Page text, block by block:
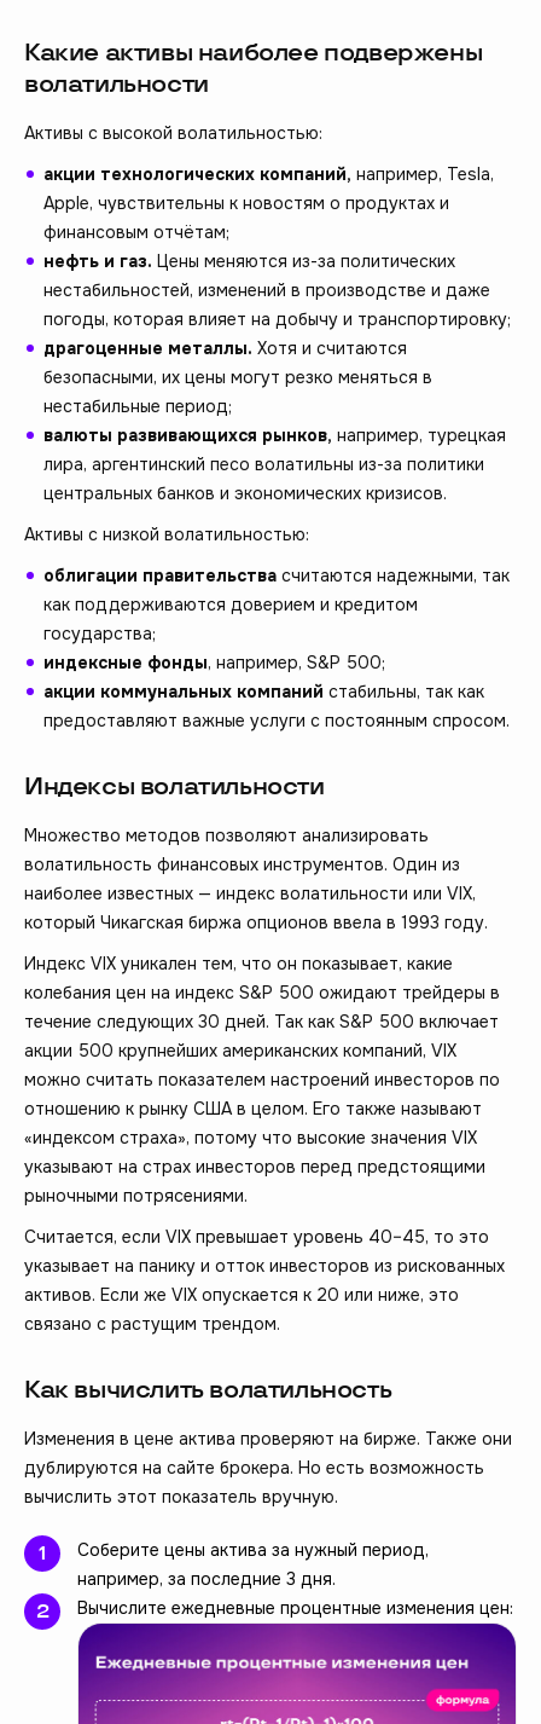
Какие активы наиболее подвержены
волатильности
Активы с высокой волатильностью:
акции технологических компаний, например, Tesla,
Apple, чувствительны к новостям о продуктах и
финансовым отчётам;
нефть и газ. Цены меняются из-за политических
нестабильностей, изменений в производстве и даже
погоды, которая влияет на добычу и транспортировку;
драгоценные металлы. Хотя и считаются
безопасными, их цены могут резко меняться в
нестабильные период;
валюты развивающихся рынков, например, турецкая
лира, аргентинский песо волатильны из-за политики
центральных банков и экономических кризисов.
Активы с низкой волатильностью:
облигации правительства считаются надежными, так
как поддерживаются доверием и кредитом
государства;
индексные фонды, например, S&P 500;
акции коммунальных компаний стабильны, так как
предоставляют важные услуги с постоянным спросом.
Индексы волатильности
Множество методов позволяют анализировать
волатильность финансовых инструментов. Один из
наиболее известных — индекс волатильности или VIX,
который Чикагская биржа опционов ввела в 1993 году.
Индекс VIX уникален тем, что он показывает, какие
колебания цен на индекс S&P 500 ожидают трейдеры в
течение следующих 30 дней. Так как S&P 500 включает
акции 500 крупнейших американских компаний, VIX
можно считать показателем настроений инвесторов по
отношению к рынку США в целом. Его также называют
«индексом страха», потому что высокие значения VIX
указывают на страх инвесторов перед предстоящими
рыночными потрясениями.
Считается, если VIX превышает уровень 40–45, то это
указывает на панику и отток инвесторов из рискованных
активов. Если же VIX опускается к 20 или ниже, это
связано с растущим трендом.
Как вычислить волатильность
Изменения в цене актива проверяют на бирже. Также они
дублируются на сайте брокера. Но есть возможность
вычислить этот показатель вручную.
Соберите цены актива за нужный период,
например, за последние 3 дня.
Вычислите ежедневные процентные изменения цен: